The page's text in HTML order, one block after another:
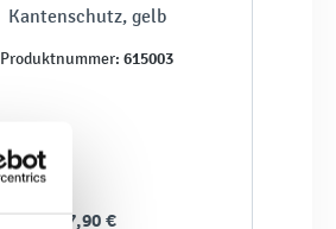
Kantenschutz, gelb
Produktnummer: 615003
37,90 €